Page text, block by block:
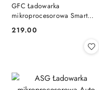
GFC Ładowarka
mikroprocesorowa Smart
004448
Cena:
219.00